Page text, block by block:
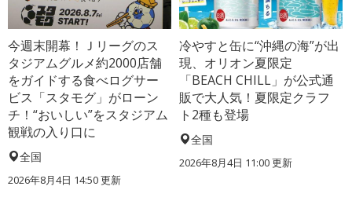
今週末開幕！Ｊリーグのス
タジアムグルメ約2000店舗
をガイドする食べログサー
ビス「スタモグ」がローン
チ！“おいしい”をスタジアム
観戦の入り口に
全国
2026年8月4日 14:50更新
冷やすと缶に“沖縄の海”が出
現、オリオン夏限定
「BEACH CHILL」が公式通
販で大人気！夏限定クラフ
ト2種も登場
全国
2026年8月4日 11:00更新